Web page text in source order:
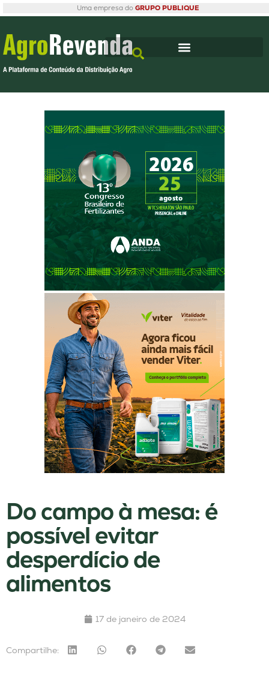
Uma empresa do GRUPO PUBLIQUE
Do campo à mesa: é
possível evitar
desperdício de
alimentos
17 de janeiro de 2024
Compartilhe: